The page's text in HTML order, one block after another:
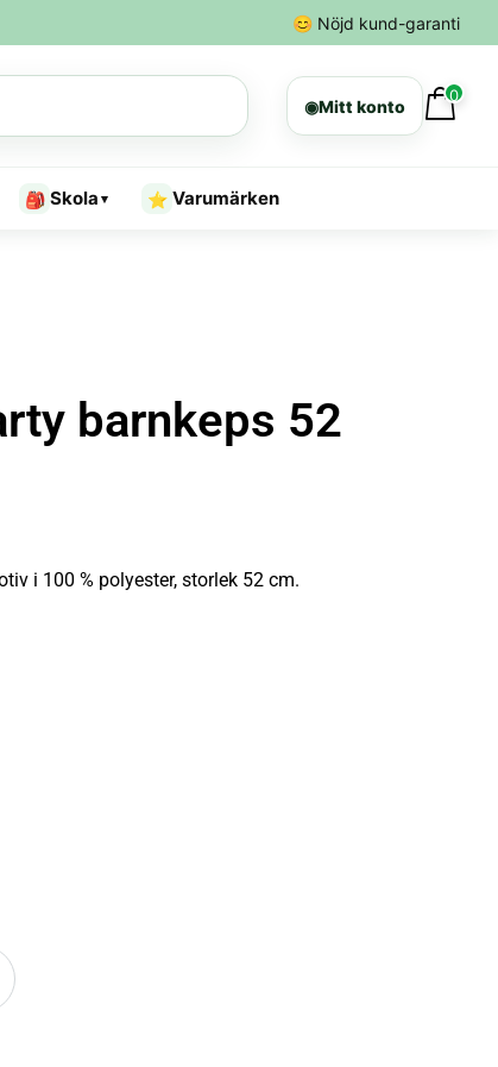
😊 Nöjd kund-garanti
◉Mitt konto
0
🎒 Skola ▾ ⭐ Varumärken
barnkeps 52
i 100 % polyester, storlek 52 cm.